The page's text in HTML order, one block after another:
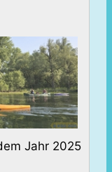
Jahr 2025